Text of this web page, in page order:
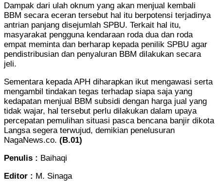
Dampak dari ulah oknum yang akan menjual kembali
BBM secara eceran tersebut hal itu berpotensi terjadinya
antrian panjang disejumlah SPBU. Terkait hal itu,
masyarakat pengguna kendaraan roda dua dan roda
empat meminta dan berharap kepada penilik SPBU agar
pendistribusian dan penyaluran BBM dilakukan secara
jeli.
Sementara kepada APH diharapkan ikut mengawasi serta
mengambil tindakan tegas terhadap siapa saja yang
kedapatan menjual BBM subsidi dengan harga jual yang
tidak wajar, hal tersebut perlu dilakukan dalam upaya
percepatan pemulihan situasi pasca bencana banjir dikota
Langsa segera terwujud, demikian penelusuran
NagaNews.co. (B.01)
Penulis : Baihaqi
Editor : M. Sinaga